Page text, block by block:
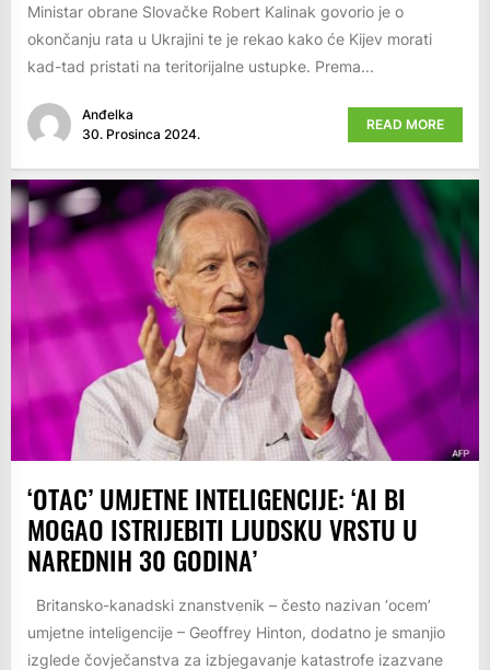
Ministar obrane Slovačke Robert Kalinak govorio je o
okončanju rata u Ukrajini te je rekao kako će Kijev morati
kad-tad pristati na teritorijalne ustupke. Prema...
Anđelka
30. Prosinca 2024.
READ MORE
‘OTAC’ UMJETNE INTELIGENCIJE: ‘AI BI
MOGAO ISTRIJEBITI LJUDSKU VRSTU U
NAREDNIH 30 GODINA’
Britansko-kanadski znanstvenik – često nazivan ‘ocem’
umjetne inteligencije – Geoffrey Hinton, dodatno je smanjio
izglede čovječanstva za izbjegavanje katastrofe izazvane